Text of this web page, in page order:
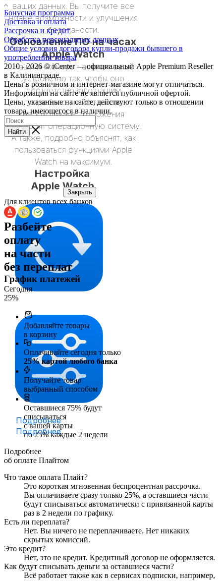
ваших данных. Вы получите все
новые возможности и улучшения
безопаности.
Обновление ПО на часах
Apple Watch
Наши инженеры настроят ваше
устройство так, чтобы оно
соответствовало вашим
потребностям. Установят
необходимые приложения
и настроят операционную систему.
А также, подробно объяснят, как
пользоваться функциями Apple
Watch на максимум.
Настройка
Apple Watch
Подробнее
Подробнее
Бонусная программа
Доставка и оплата
Рассрочка и кредит
Обработка персональных данных
Общие условия договора купли-продажи бывшего в
употреблении товара
2010 - 2026 © iCenter — официальный Apple Premium Reseller
в Калининграде.
Цены в розничном и интернет-магазине могут отличаться.
Информация на сайте не является публичной офертой.
Цены, указанные на сайте, действуют только в отношении
товара, имеющегося в наличии.
Найти
Закрыть
Для клиентов всех банков
Разбейте
оплату
на части
без переплат
График платежей
Сегодня
25%
Добавляйте товары
в корзину
Оплачивайте сегодня только
25% картой любого банка
Получайте товар
выбранный способом
Оставшиеся 75% будут
списываться
с вашей карты
по25%каждые 2 недели
Подробнее
об оплате Плайтом
Что такое оплата Плайт?
Это короткая мгновенная беспроцентная рассрочка.
Вы оплачиваете сразу только 25%, а оставшиеся части
будут списываться автоматически с привязанной карты
раз в 2 недели по графику.
Есть ли переплата?
Нет. Вы ничего не переплачиваете. Нет никаких
скрытых комиссий.
Это кредит?
Нет, это не кредит. Кредитный договор не оформляется.
Как будут списывать деньги за оставшиеся части?
Всё работает также как в сервисах подписки, например,